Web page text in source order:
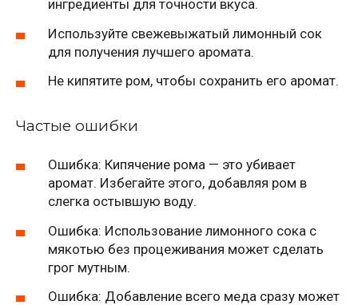
ингредиенты для точности вкуса.
Используйте свежевыжатый лимонный сок
для получения лучшего аромата.
Не кипятите ром, чтобы сохранить его аромат.
Частые ошибки
Ошибка: Кипячение рома — это убивает
аромат. Избегайте этого, добавляя ром в
слегка остывшую воду.
Ошибка: Использование лимонного сока с
мякотью без процеживания может сделать
грог мутным.
Ошибка: Добавление всего меда сразу может